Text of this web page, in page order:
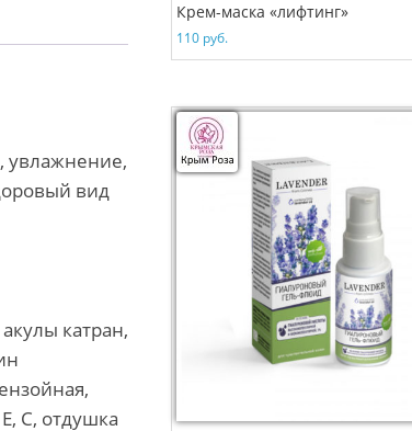
увлажнение,
вид
катран,
С, отдушка
Крем-маска «лифтинг»
110 руб.